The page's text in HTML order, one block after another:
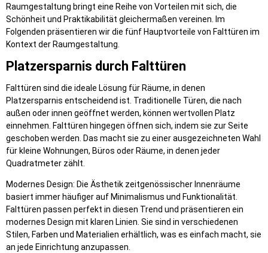
Raumgestaltung bringt eine Reihe von Vorteilen mit sich, die
Schönheit und Praktikabilität gleichermaßen vereinen. Im
Folgenden präsentieren wir die fünf Hauptvorteile von Falttüren im
Kontext der Raumgestaltung.
Platzersparnis durch Falttüren
Falttüren sind die ideale Lösung für Räume, in denen
Platzersparnis entscheidend ist. Traditionelle Türen, die nach
außen oder innen geöffnet werden, können wertvollen Platz
einnehmen. Falttüren hingegen öffnen sich, indem sie zur Seite
geschoben werden. Das macht sie zu einer ausgezeichneten Wahl
für kleine Wohnungen, Büros oder Räume, in denen jeder
Quadratmeter zählt.
Modernes Design: Die Ästhetik zeitgenössischer Innenräume
basiert immer häufiger auf Minimalismus und Funktionalität.
Falttüren passen perfekt in diesen Trend und präsentieren ein
modernes Design mit klaren Linien. Sie sind in verschiedenen
Stilen, Farben und Materialien erhältlich, was es einfach macht, sie
an jede Einrichtung anzupassen.